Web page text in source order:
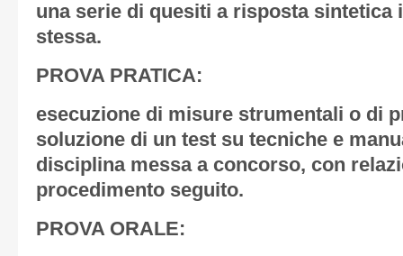
una serie di quesiti a risposta sintetica
stessa.
PROVA PRATICA:
esecuzione di misure strumentali o di
soluzione di un test su tecniche e
disciplina messa a concorso, con
procedimento seguito.
PROVA ORALE: